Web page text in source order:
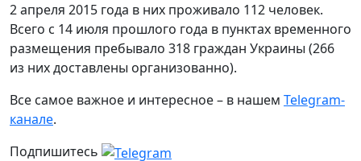
2 апреля 2015 года в них проживало 112 человек.
Всего с 14 июля прошлого года в пунктах временного
размещения пребывало 318 граждан Украины (266
из них доставлены организованно).
Все самое важное и интересное – в нашем Telegram-
канале.
Подпишитесь